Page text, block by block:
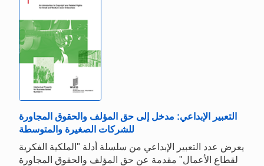
التعبير الإبداعي: مدخل إلى حق المؤلف والحقوق المجاورة
للشركات الصغيرة والمتوسطة
يعرض عدد التعبير الإبداعي من سلسلة أدلة "الملكية الفكرية
لقطاع الأعمال" مقدمة عن حق المؤلف والحقوق المجاورة